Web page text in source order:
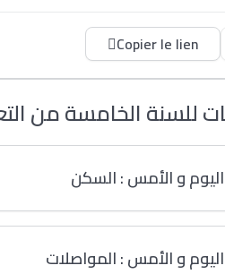
Copier le lien
للسنة الخامسة من
اليوم و الأمس : السكن
اليوم و الأمس : المواصلات